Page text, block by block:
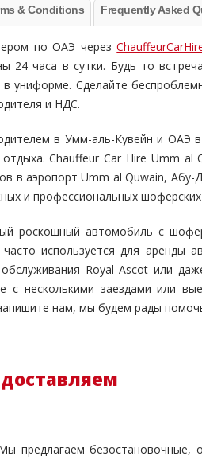
& Conditions Frequently Asked
по ОАЭ через
24 часа в сутки. Будь то
униформе. Сделайте
и НДС.
в Умм-аль-Кувейн и ОАЭ
Chauffeur Car Hire Umm
в аэропорт Umm al Quwain,
и профессиональных
роскошный автомобиль с
используется для
Royal Ascot или
с несколькими заездами или
нам, мы будем рады
предлагаем безостановочные,